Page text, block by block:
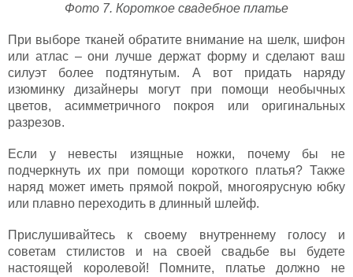
Фото 7. Короткое свадебное платье
При выборе тканей обратите внимание на шелк, шифон
или атлас – они лучше держат форму и сделают ваш
силуэт более подтянутым. А вот придать наряду
изюминку дизайнеры могут при помощи необычных
цветов, асимметричного покроя или оригинальных
разрезов.
Если у невесты изящные ножки, почему бы не
подчеркнуть их при помощи короткого платья? Также
наряд может иметь прямой покрой, многоярусную юбку
или плавно переходить в длинный шлейф.
Прислушивайтесь к своему внутреннему голосу и
советам стилистов и на своей свадьбе вы будете
настоящей королевой! Помните, платье должно не